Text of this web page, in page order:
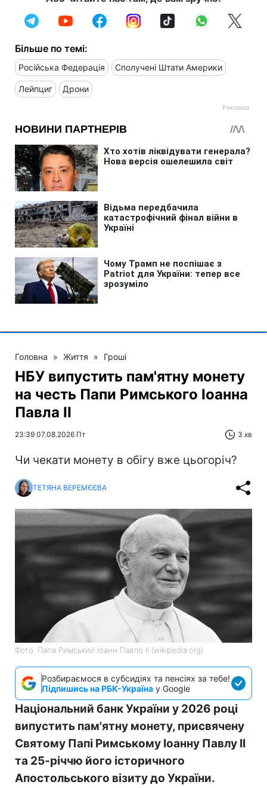
Більше по темі:
Російська Федерація Сполучені Штати Америки
Лейпциг Дрони
Головна » Життя » Гроші
НБУ випустить пам'ятну монету
на честь Папи Римського Іоанна
Павла II
23:39 07.08.2026 Пт 3 хв
Чи чекати монету в обігу вже цьогоріч?
ТЕТЯНА ВЕРЕМЄЄВА
Фото: Папа Римський Іоанн Павло II (wikipedia.org)
Розбираємося в субсидіях та пенсіях за тебе!
Підпишись на РБК-Україна у Google
Національний банк України у 2026 році
випустить пам'ятну монету, присвячену
Святому Папі Римському Іоанну Павлу II
та 25-річчю його історичного
Апостольського візиту до України.